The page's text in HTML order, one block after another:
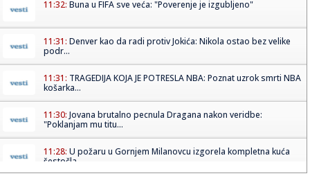
11:32: Buna u FIFA sve veća: "Poverenje je izgubljeno"
11:31: Denver kao da radi protiv Jokića: Nikola ostao bez velike
podr...
11:31: TRAGEDIJA KOJA JE POTRESLA NBA: Poznat uzrok smrti NBA
košarka...
11:30: Jovana brutalno pecnula Dragana nakon veridbe:
"Poklanjam mu titu...
11:28: U požaru u Gornjem Milanovcu izgorela kompletna kuća
šestočla...